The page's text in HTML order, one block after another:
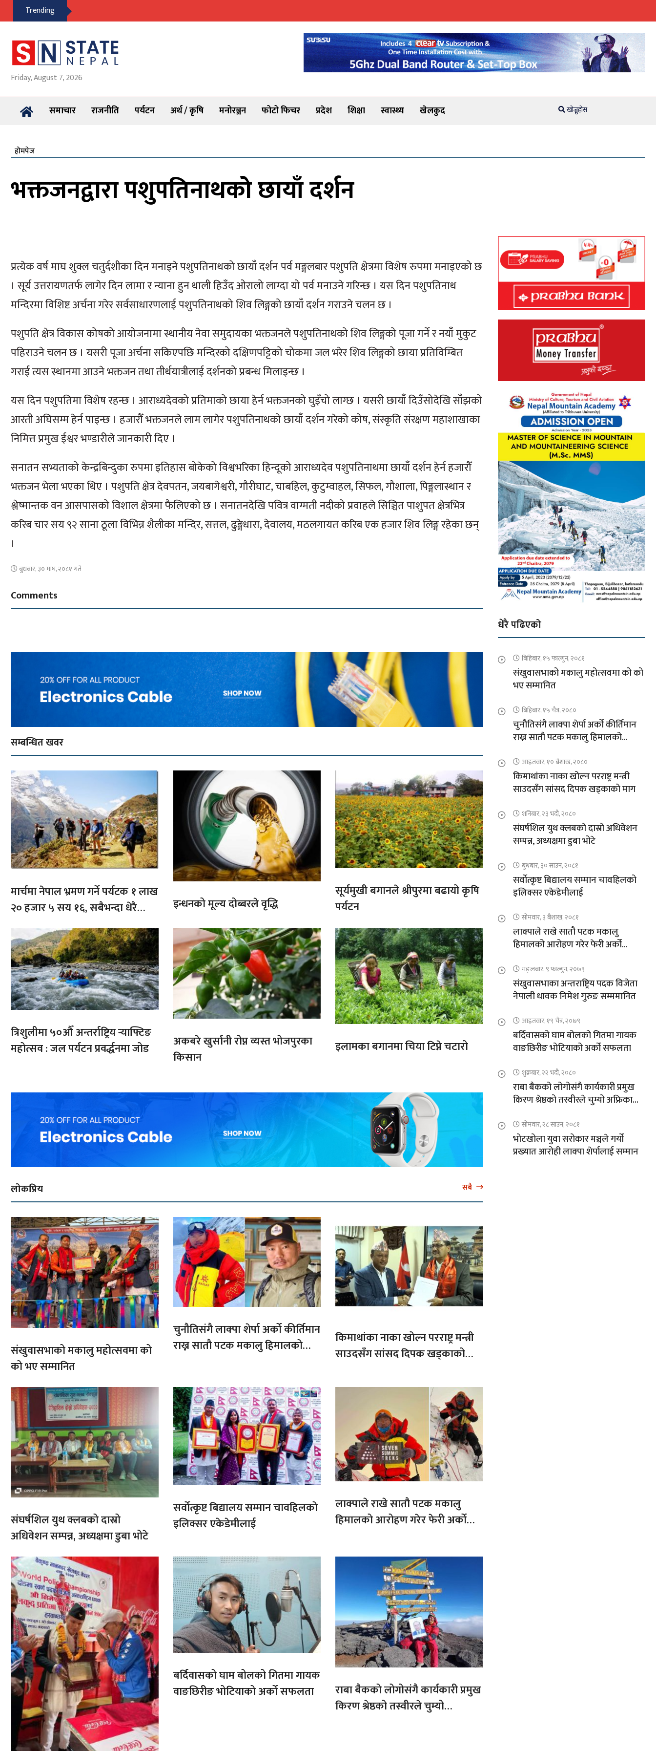
Trending
Friday, August 7, 2026
समाचार राजनीति पर्यटन अर्थ / कृषि मनोरञ्जन फोटो फिचर प्रदेश शिक्षा स्वास्थ्य खेलकुद खोज्नुहोस
होमपेज
भक्तजनद्वारा पशुपतिनाथको छायाँ दर्शन
प्रत्येक वर्ष माघ शुक्ल चतुर्दशीका दिन मनाइने पशुपतिनाथको छायाँ दर्शन पर्व मङ्गलबार पशुपति क्षेत्रमा विशेष रुपमा मनाइएको छ
। सूर्य उत्तरायणतर्फ लागेर दिन लामा र न्याना हुन थाली हिउँद ओरालो लाग्दा यो पर्व मनाउने गरिन्छ । यस दिन पशुपतिनाथ
मन्दिरमा विशिष्ट अर्चना गरेर सर्वसाधारणलाई पशुपतिनाथको शिव लिङ्गको छायाँ दर्शन गराउने चलन छ ।
पशुपति क्षेत्र विकास कोषको आयोजनामा स्थानीय नेवा समुदायका भक्तजनले पशुपतिनाथको शिव लिङ्गको पूजा गर्ने र नयाँ मुकुट
पहिराउने चलन छ । यसरी पूजा अर्चना सकिएपछि मन्दिरको दक्षिणपट्टिको चोकमा जल भरेर शिव लिङ्गको छाया प्रतिविम्बित
गराई त्यस स्थानमा आउने भक्तजन तथा तीर्थयात्रीलाई दर्शनको प्रबन्ध मिलाइन्छ ।
यस दिन पशुपतिमा विशेष रहन्छ । आराध्यदेवको प्रतिमाको छाया हेर्न भक्तजनको घुइँचो लाग्छ । यसरी छायाँ दिउँसोदेखि साँझको
आरती अघिसम्म हेर्न पाइन्छ । हजारौँ भक्तजनले लाम लागेर पशुपतिनाथको छायाँ दर्शन गरेको कोष, संस्कृति संरक्षण महाशाखाका
निमित्त प्रमुख ईश्वर भण्डारीले जानकारी दिए ।
सनातन सभ्यताको केन्द्रबिन्दुका रुपमा इतिहास बोकेको विश्वभरिका हिन्दूको आराध्यदेव पशुपतिनाथमा छायाँ दर्शन हेर्न हजारौँ
भक्तजन भेला भएका थिए । पशुपति क्षेत्र देवपतन, जयबागेश्वरी, गौरीघाट, चाबहिल, कुटुम्वाहल, सिफल, गौशाला, पिङ्गलास्थान र
श्लेष्मान्तक वन आसपासको विशाल क्षेत्रमा फैलिएको छ । सनातनदेखि पवित्र वाग्मती नदीको प्रवाहले सिञ्चित पाशुपत क्षेत्रभित्र
करिब चार सय ९२ साना ठूला विभिन्न शैलीका मन्दिर, सत्तल, ढुङ्गेधारा, देवालय, मठलगायत करिब एक हजार शिव लिङ्ग रहेका छन्
।
बुधबार, ३० माघ, २०८१ गते
Comments
सम्बन्धित खवर
मार्चमा नेपाल भ्रमण गर्ने पर्यटक १ लाख
२० हजार ५ सय १६, सबैभन्दा धेरै
भारतबाट
इन्धनको मूल्य दोब्बरले वृद्धि
सूर्यमुखी बगानले श्रीपुरमा बढायो कृषि
पर्यटन
त्रिशुलीमा ५०औँ अन्तर्राष्ट्रिय र्‍याफ्टिङ
महोत्सव : जल पर्यटन प्रवर्द्धनमा जोड
अकबरे खुर्सानी रोप्न व्यस्त भोजपुरका
किसान
इलामका बगानमा चिया टिप्ने चटारो
लोकप्रिय सबै
संखुवासभाको मकालु महोत्सवमा को
को भए सम्मानित
चुनौतिसंगै लाक्पा शेर्पा अर्को कीर्तिमान
राख्न सातौ पटक मकालु हिमालको
किमाथांका नाका खोल्न परराष्ट्र मन्त्री
साउदसँग सांसद दिपक खड्काको
संघर्षशिल युथ क्लबको दास्रो
अधिवेशन सम्पन्न, अध्यक्षमा डुबा भोटे
सर्वोत्कृष्ट बिद्यालय सम्मान चावहिलको
इलिक्सर एकेडेमीलाई
लाक्पाले राखे सातौ पटक मकालु
हिमालको आरोहण गरेर फेरी अर्को
बर्दिवासको घाम बोलको गितमा गायक
वाङछिरीङ भोटियाको अर्को सफलता
राबा बैकको लोगोसंगै कार्यकारी प्रमुख
किरण श्रेष्ठको तस्वीरले चुम्यो
धेरै पढिएको
बिहिबार, १५ फाल्गुन, २०८१
संखुवासभाको मकालु महोत्सवमा को को
भए सम्मानित
बिहिबार, १५ चैत्र, २०८०
चुनौतिसंगै लाक्पा शेर्पा अर्को कीर्तिमान
राख्न सातौ पटक मकालु हिमालको
आइतवार, १० बैशाख, २०८०
किमाथांका नाका खोल्न परराष्ट्र मन्त्री
साउदसँग सांसद दिपक खड्काको माग
शनिबार, २३ भदौ, २०८०
संघर्षशिल युथ क्लबको दास्रो अधिवेशन
सम्पन्न, अध्यक्षमा डुबा भोटे
बुधबार, ३० साउन, २०८१
सर्वोत्कृष्ट बिद्यालय सम्मान चावहिलको
इलिक्सर एकेडेमीलाई
सोमवार, ३ बैशाख, २०८१
लाक्पाले राखे सातौ पटक मकालु
हिमालको आरोहण गरेर फेरी अर्को
मङ्लबार, ९ फाल्गुन, २०७९
संखुवासभाका अन्तराष्ट्रिय पदक विजेता
नेपाली धावक निमेश गुरुङ सम्ममानित
आइतवार, १९ चैत्र, २०७९
बर्दिवासको घाम बोलको गितमा गायक
वाङछिरीङ भोटियाको अर्को सफलता
शुक्रबार, २२ भदौ, २०८०
राबा बैकको लोगोसंगै कार्यकारी प्रमुख
किरण श्रेष्ठको तस्वीरले चुम्यो अफ्रिकाको
सोमवार, २८ साउन, २०८१
भोटखोला युवा सरोकार मञ्चले गर्यो
प्रख्यात आरोही लाक्पा शेर्पालाई सम्मान